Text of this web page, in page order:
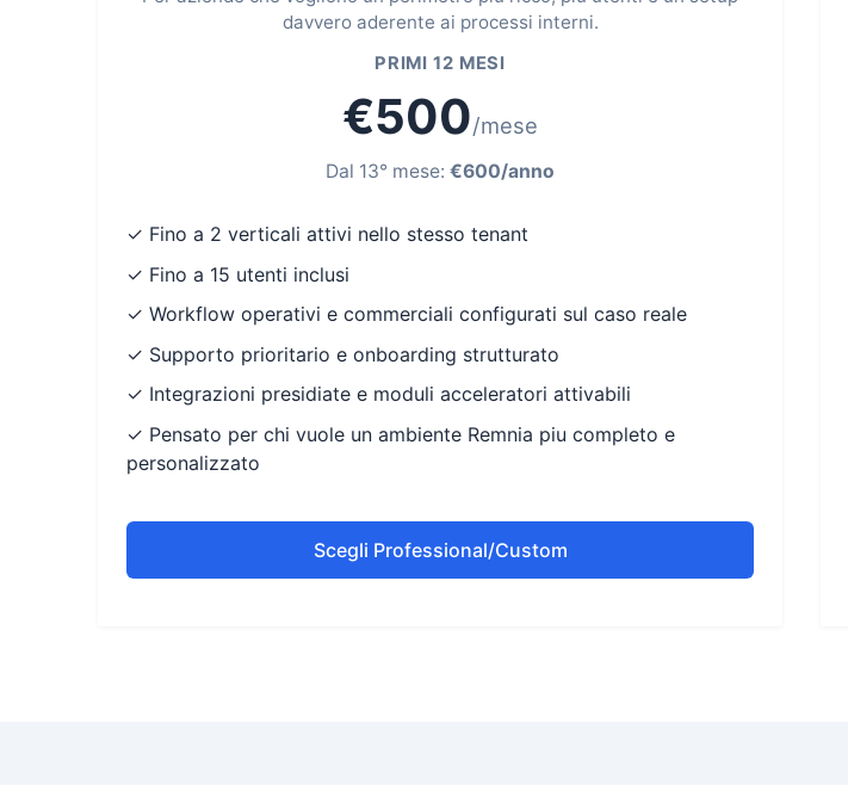
davvero aderente ai processi interni.
PRIMI 12 MESI
€500/mese
Dal 13° mese: €600/anno
✓ Fino a 2 verticali attivi nello stesso tenant
✓ Fino a 15 utenti inclusi
✓ Workflow operativi e commerciali configurati sul caso reale
✓ Supporto prioritario e onboarding strutturato
✓ Integrazioni presidiate e moduli acceleratori attivabili
✓ Pensato per chi vuole un ambiente Remnia piu completo e
personalizzato
Scegli Professional/Custom